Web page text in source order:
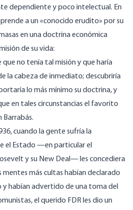
dependiente y poco intelectual. En
a un «conocido erudito» por su
en una doctrina económica
de su vida:
que no tenía tal misión y que haría
la cabeza de inmediato; descubriría
lo más mínimo su doctrina, y
en tales circunstancias el favorito
Barrabás.
cuando la gente sufría la
el Estado —en particular el
y su New Deal— les concediera
mentes más cultas habían declarado
y habíanadvertido de una toma del
, el querido FDR les dio un